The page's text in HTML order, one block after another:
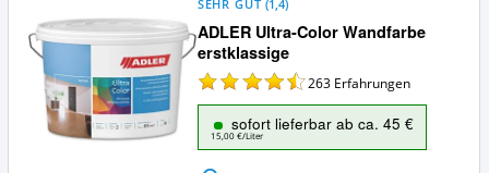
ADLER Ultra-Color Wandfarbe
erstklassige
SEHR GUT (1,4)
263 Erfahrungen
sofort lieferbar ab ca. 45 €
15,00 €/Liter